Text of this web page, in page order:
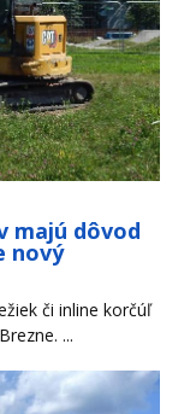
majú dôvod
nový
či inline korčúľ
...